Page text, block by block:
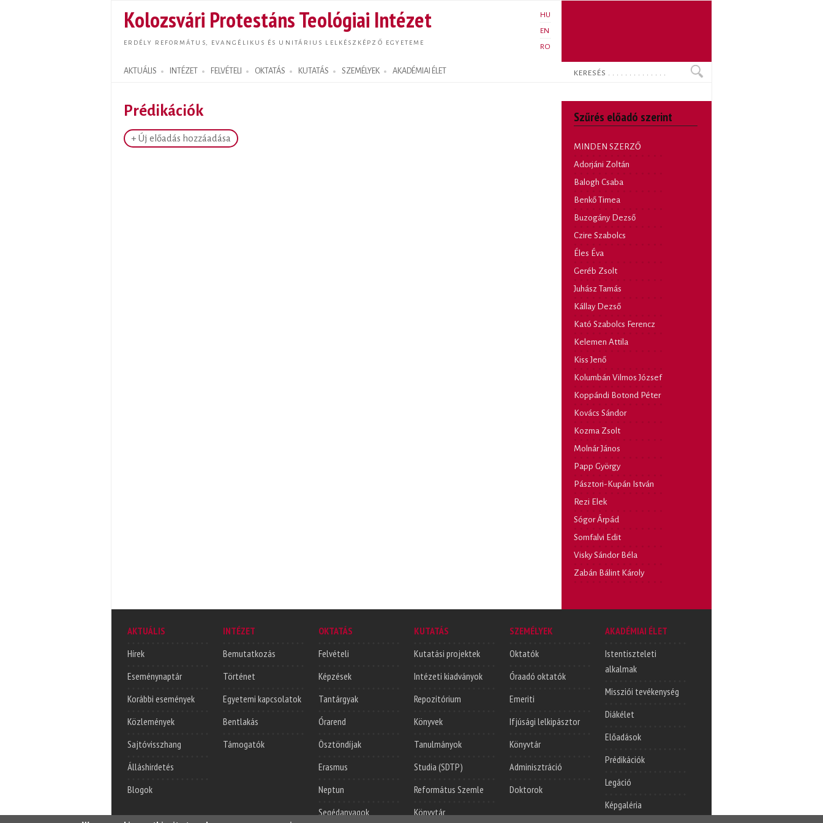
tartalomra
Kolozsvári Protestáns Teológiai Intézet
ERDÉLY REFORMÁTUS, EVANGÉLIKUS ÉS UNITÁRIUS LELKÉSZKÉPZŐ EGYETEME
HU
EN
RO
AKTUÁLIS INTÉZET FELVÉTELI OKTATÁS KUTATÁS SZEMÉLYEK AKADÉMIAI ÉLET
Search form
Keresés
Prédikációk
+ Új előadás hozzáadása
Szűrés előadó szerint
MINDEN SZERZŐ
Adorjáni Zoltán
Balogh Csaba
Benkő Timea
Buzogány Dezső
Czire Szabolcs
Éles Éva
Geréb Zsolt
Juhász Tamás
Kállay Dezső
Kató Szabolcs Ferencz
Kelemen Attila
Kiss Jenő
Kolumbán Vilmos József
Koppándi Botond Péter
Kovács Sándor
Kozma Zsolt
Molnár János
Papp György
Pásztori-Kupán István
Rezi Elek
Sógor Árpád
Somfalvi Edit
Visky Sándor Béla
Zabán Bálint Károly
AKTUÁLIS
Hírek
Eseménynaptár
Korábbi események
Közlemények
Sajtóvisszhang
Álláshirdetés
Blogok
INTÉZET
Bemutatkozás
Történet
Egyetemi kapcsolatok
Bentlakás
Támogatók
OKTATÁS
Felvételi
Képzések
Tantárgyak
Órarend
Ösztöndíjak
Erasmus
Neptun
Segédanyagok
KUTATÁS
Kutatási projektek
Intézeti kiadványok
Repozitórium
Könyvek
Tanulmányok
Studia (SDTP)
Református Szemle
Könyvtár
SZEMÉLYEK
Oktatók
Óraadó oktatók
Emeriti
Ifjúsági lelkipásztor
Könyvtár
Adminisztráció
Doktorok
AKADÉMIAI ÉLET
Istentiszteleti
alkalmak
Missziói tevékenység
Diákélet
Előadások
Prédikációk
Legáció
Képgaléria